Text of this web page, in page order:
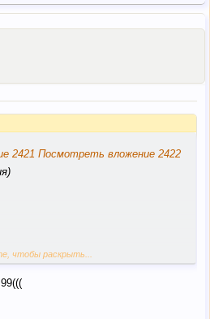
2421 Посмотреть вложение 2422
чтобы раскрыть...